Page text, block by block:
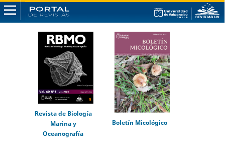
Revista de Biología
Marina y
Oceanografía
Boletín Micológico